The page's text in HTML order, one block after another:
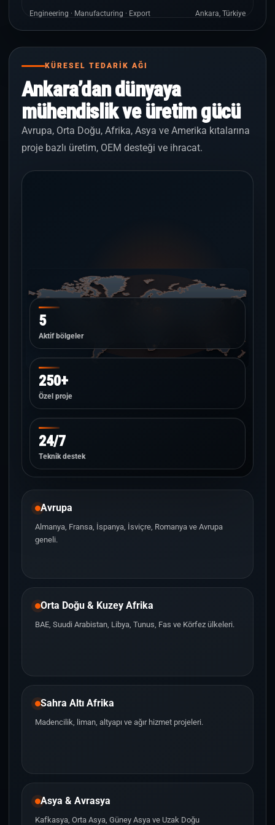
Engineering · Manufacturing · Export Ankara, Türkiye
KÜRESEL TEDARİK AĞI
Ankara’dan dünyaya
mühendislik ve üretim gücü
Avrupa, Orta Doğu, Afrika, Asya ve Amerika kıtalarına
proje bazlı üretim, OEM desteği ve ihracat.
5
Aktif bölgeler
250+
Özel proje
24/7
Teknik destek
Avrupa
Almanya, Fransa, İspanya, İsviçre, Romanya ve Avrupa
geneli.
Orta Doğu & Kuzey Afrika
BAE, Suudi Arabistan, Libya, Tunus, Fas ve Körfez ülkeleri.
Sahra Altı Afrika
Madencilik, liman, altyapı ve ağır hizmet projeleri.
Asya & Avrasya
Kafkasya, Orta Asya, Güney Asya ve Uzak Doğu